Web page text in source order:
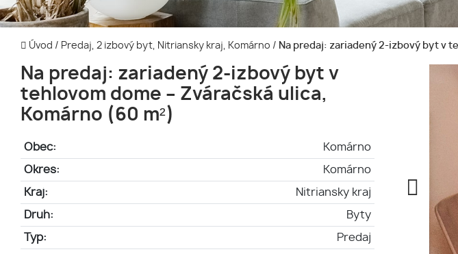
Úvod / Predaj, 2 izbový byt, Nitriansky kraj, Komárno / Na predaj: zariadený 2-izbový byt v
Na predaj: zariadený 2-izbový byt v
tehlovom dome – Zváračská ulica,
Komárno (60 m²)
Obec: Komárno
Okres: Komárno
Kraj: Nitriansky kraj
Druh: Byty
Typ: Predaj